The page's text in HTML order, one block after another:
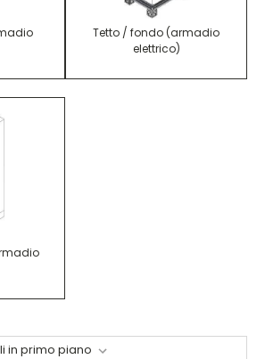
Tetto / fondo (armadio
elettrico)